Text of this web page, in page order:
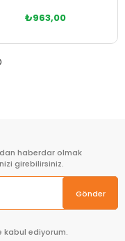
₺963,00
haberdar olmak
girebilirsiniz.
Gönder
kabul ediyorum.